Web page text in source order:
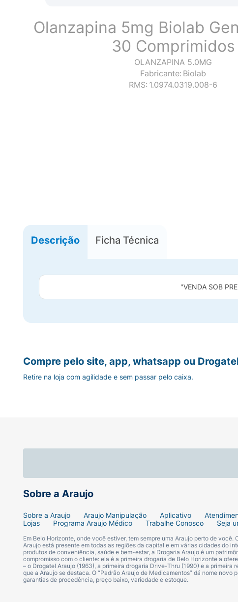
Olanzapina 5mg Biolab
30 Comprimidos
OLANZAPINA 5.0MG
Fabricante: Biolab
RMS: 1.0974.0319.008-6
Descrição Ficha Técnica
"VENDA SOB
Sobre a Araujo
Sobre a Araujo Araujo Manipulação Aplicativo
Lojas
Programa Araujo Médico Trabalhe Conosco Seja
Em Belo Horizonte, onde você estiver, tem sempre uma Araujo perto de
Araujo está presente em todas as regiões da capital e em várias cidades do
produtos de conveniência, saúde e bem-estar, a Drogaria Araujo é um
compromisso com o cliente: ela é a primeira drogaria de Belo Horizonte a
– o Drogatel Araujo (1963), a primeira drogaria Drive-Thru (1990) e a
que a Araujo se destaca. O “Padrão Araujo de Medicamentos” dá nome
garantias de procedência, preço baixo, variedade e estoque.
Compre pelo site, app, whatsapp ou
Retire na loja com agilidade e sem passar pelo caixa.